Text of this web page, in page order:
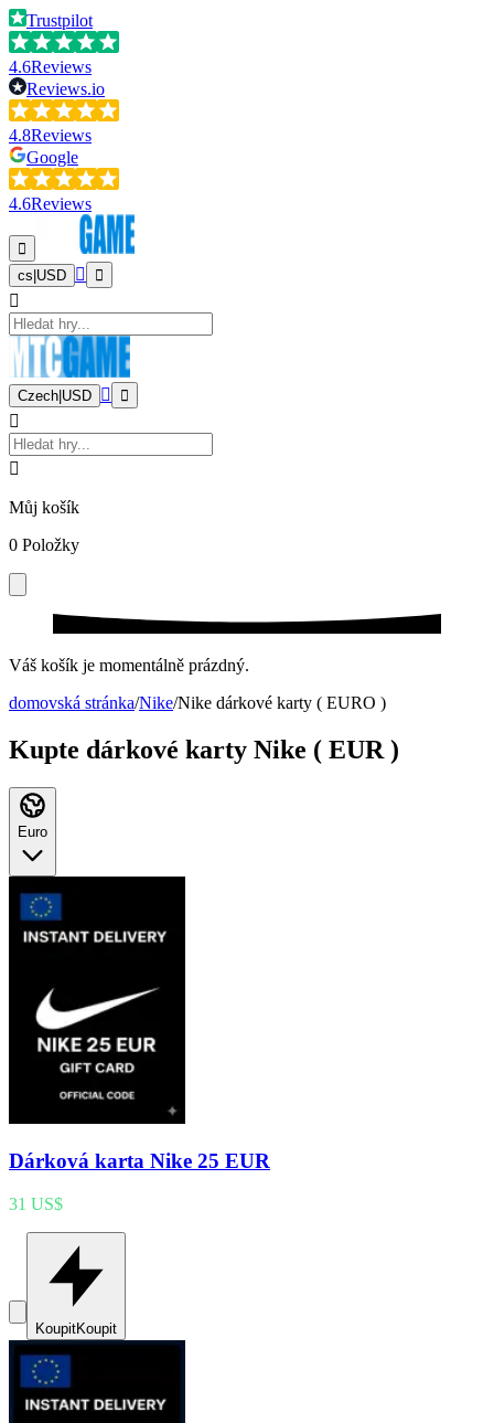
Trustpilot
4.6Reviews
Reviews.io
4.8Reviews
Google
4.6Reviews
cs USD
Czech USD
Můj košík
0 Položky
Váš košík je momentálně prázdný.
domovská stránka/Nike/Nike dárkové karty ( EURO )
Kupte dárkové karty Nike ( EUR )
Euro
Dárková karta Nike 25 EUR
31 US$
KoupitKoupit